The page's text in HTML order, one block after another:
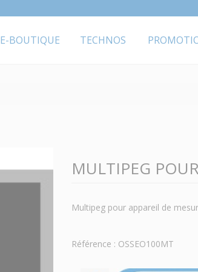
E-BOUTIQUE TECHNOS
MULTIPEG
Multipeg pour appareil de
Référence : OSSEO100MT